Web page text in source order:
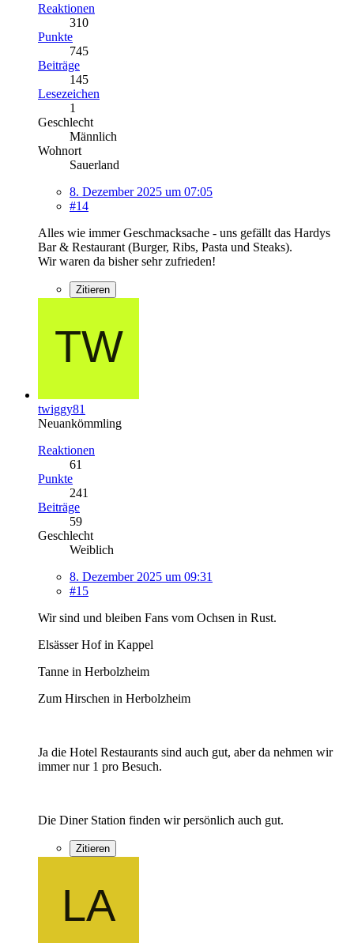
Reaktionen
310
Punkte
745
Beiträge
145
Lesezeichen
1
Geschlecht
Männlich
Wohnort
Sauerland
8. Dezember 2025 um 07:05
#14
Alles wie immer Geschmacksache - uns gefällt das Hardys
Bar & Restaurant (Burger, Ribs, Pasta und Steaks).
Wir waren da bisher sehr zufrieden!
Zitieren
twiggy81
Neuankömmling
Reaktionen
61
Punkte
241
Beiträge
59
Geschlecht
Weiblich
8. Dezember 2025 um 09:31
#15
Wir sind und bleiben Fans vom Ochsen in Rust.
Elsässer Hof in Kappel
Tanne in Herbolzheim
Zum Hirschen in Herbolzheim
Ja die Hotel Restaurants sind auch gut, aber da nehmen wir
immer nur 1 pro Besuch.
Die Diner Station finden wir persönlich auch gut.
Zitieren